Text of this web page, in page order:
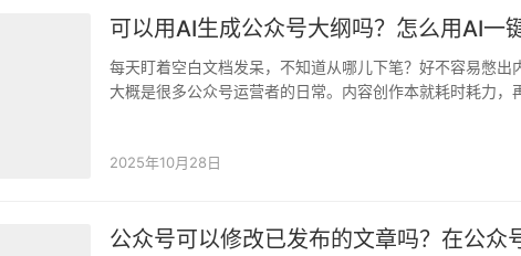
可以用AI生成公众号大纲吗？怎么用AI一
每天盯着空白文档发呆，不知道从哪儿下笔？好不容易憋
大概是很多公众号运营者的日常。内容创作本就耗时耗力，
2025年10月28日
公众号可以修改已发布的文章吗？在公众